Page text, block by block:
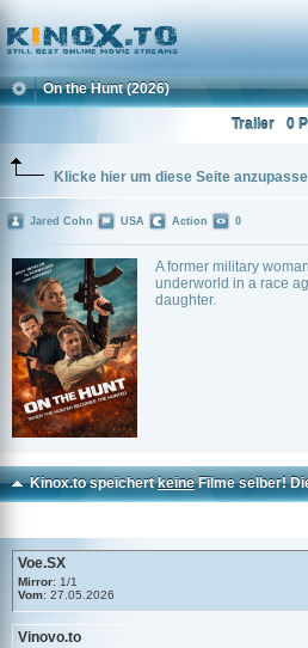
Home
On the Hunt (2026)
0
Trailer
Klicke hier um diese Seite
A former military
underworld in a race
daughter.
Jared Cohn USA Action 0
Kinox.to speichertkeineFilme selber!
Voe.SX
Mirror: 1/1
Vom: 27.05.2026
Vinovo.to